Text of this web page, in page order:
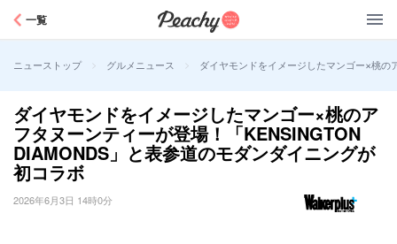
一覧
ニューストップ > グルメニュース > ダイヤモンドをイメージしたマンゴー×桃の
ダイヤモンドをイメージしたマンゴー×桃のア
フタヌーンティーが登場！「KENSINGTON
DIAMONDS」と表参道のモダンダイニングが
初コラボ
2026年6月3日 14時0分